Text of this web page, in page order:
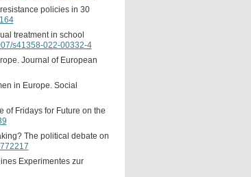
policies in 30
treatment in school
s41358-022-00332-4
Journal of European
in Europe. Social
of Fridays for Future on the
The political debate on
Experimentes zur